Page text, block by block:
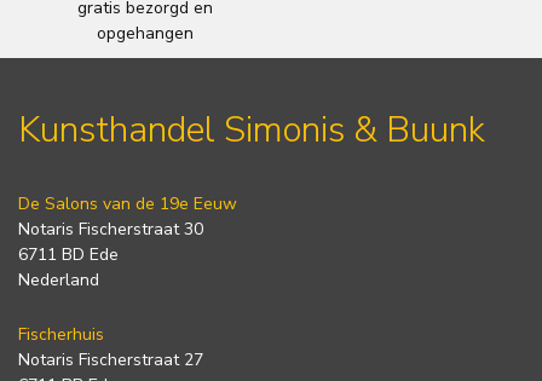
gratis bezorgd en
opgehangen
Kunsthandel Simonis & Buunk
De Salons van de 19e Eeuw
Notaris Fischerstraat 30
6711 BD Ede
Nederland
Fischerhuis
Notaris Fischerstraat 27